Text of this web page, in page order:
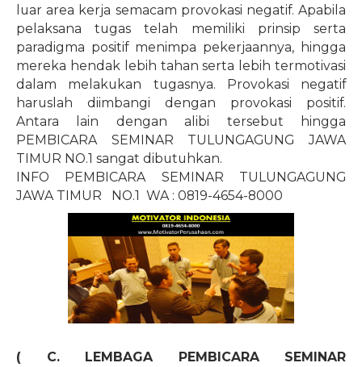
luar area kerja semacam provokasi negatif. Apabila
pelaksana tugas telah memiliki prinsip serta
paradigma positif menimpa pekerjaannya, hingga
mereka hendak lebih tahan serta lebih termotivasi
dalam melakukan tugasnya. Provokasi negatif
haruslah diimbangi dengan provokasi positif.
Antara lain dengan alibi tersebut hingga
PEMBICARA SEMINAR TULUNGAGUNG JAWA
TIMUR NO.1 sangat dibutuhkan.
INFO PEMBICARA SEMINAR TULUNGAGUNG
JAWA TIMUR NO.1 WA : 0819-4654-8000
( C. LEMBAGA PEMBICARA SEMINAR